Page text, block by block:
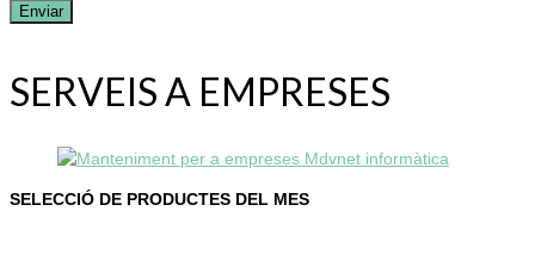
SERVEIS A EMPRESES
SELECCIÓ DE PRODUCTES DEL MES